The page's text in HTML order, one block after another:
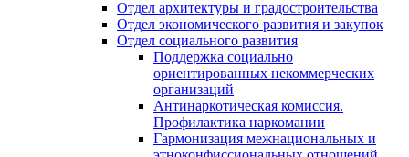
Отдел архитектуры и градостроительства
Отдел экономического развития и закупок
Отдел социального развития
Поддержка социально
ориентированных некоммерческих
организаций
Антинаркотическая комиссия.
Профилактика наркомании
Гармонизация межнациональных и